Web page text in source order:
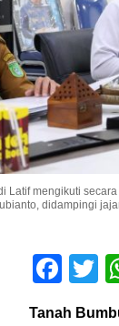
Latif mengikuti
didampingi
Tanah